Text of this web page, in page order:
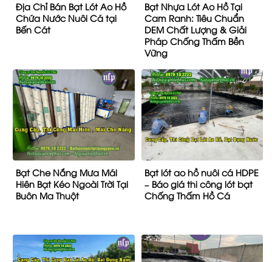
Địa Chỉ Bán Bạt Lót Ao Hồ
Chứa Nước Nuôi Cá tại
Bến Cát
Bạt Nhựa Lót Ao Hồ Tại
Cam Ranh: Tiêu Chuẩn
DEM Chất Lượng & Giải
Pháp Chống Thấm Bền
Vững
Bạt Che Nắng Mưa Mái
Hiên Bạt Kéo Ngoài Trời Tại
Buôn Ma Thuột
Bạt lót ao hồ nuôi cá HDPE
– Báo giá thi công lót bạt
Chống Thấm Hồ Cá